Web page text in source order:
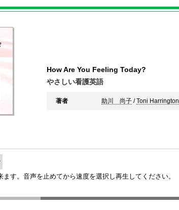
How Are You Feeling Today?
やさしい看護英語
著者 助川 尚子 /Toni Harrington
す。音声を止めてから速度を選択し再生してください。